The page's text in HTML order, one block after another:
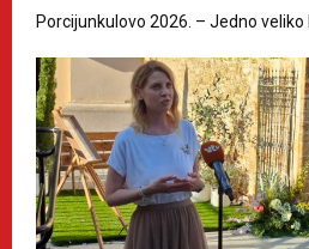
Porcijunkulovo 2026. – Jedno veliko